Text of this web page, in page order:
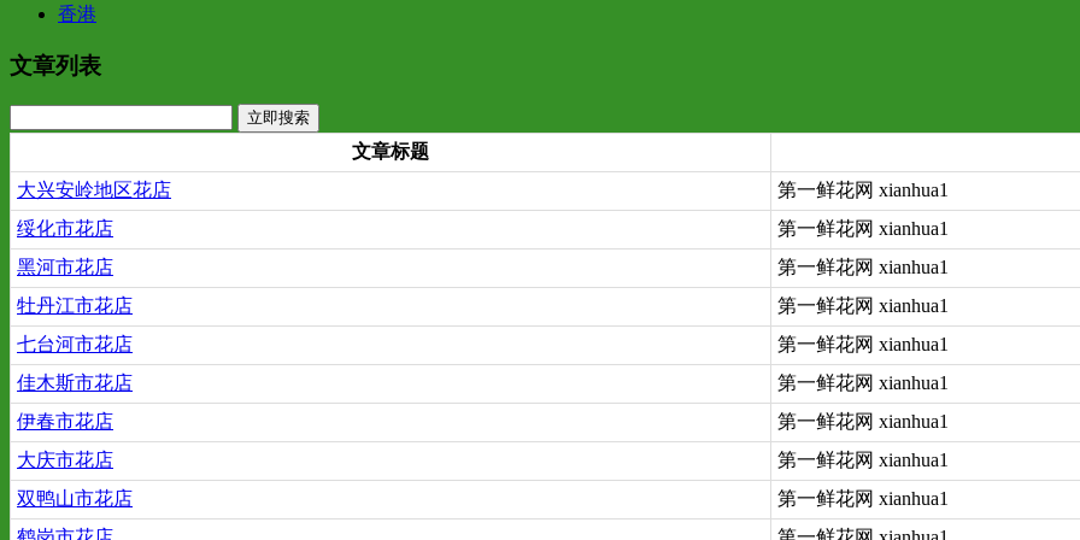
香港
文章列表
文章标题
大兴安岭地区花店
第一鲜花网 xianhua1
绥化市花店
第一鲜花网 xianhua1
黑河市花店
第一鲜花网 xianhua1
牡丹江市花店
第一鲜花网 xianhua1
七台河市花店
第一鲜花网 xianhua1
佳木斯市花店
第一鲜花网 xianhua1
伊春市花店
第一鲜花网 xianhua1
大庆市花店
第一鲜花网 xianhua1
双鸭山市花店
第一鲜花网 xianhua1